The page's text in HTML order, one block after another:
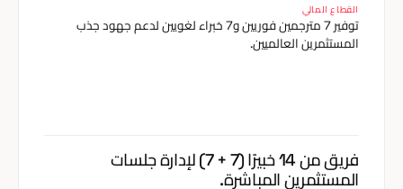
القطاع المالي
توفير 7 مترجمين فوريين و7 خبراء لغويين لدعم جهود جذب
المستثمرين العالميين.
فريق من 14 خبيرًا (7 + 7) لإدارة جلسات
المستثمرين المباشرة.